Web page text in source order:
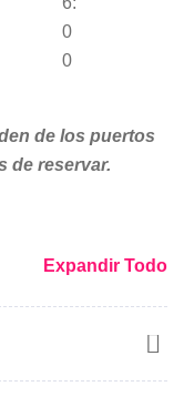
0
0
de los puertos
de reservar.
Expandir Todo